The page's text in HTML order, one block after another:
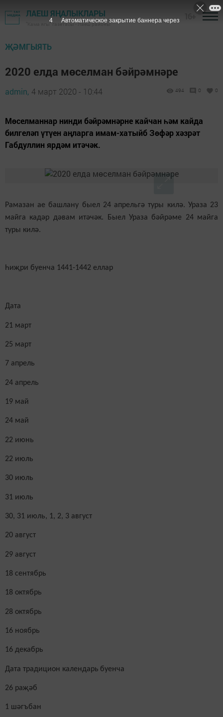
ЛАЕШ ЯҢАЛЫКЛАРЫ
"Кама ягы" газетасы - Лаеш районы
ҖӘМГЫЯТЬ
2020 елда мөселман бәйрәмнәре
admin, 4 март 2020 - 10:44 494 0 0
Мөселманнар нинди бәйрәмнәрне кайчан һәм кайда
билгеләп үтүен аңларга имам-хатыйб Зөфәр хәзрәт
Габдуллин ярдәм итәчәк.
Рамазан ае башлану быел 24 апрельгә туры килә. Ураза 23
майга кадәр дәвам итәчәк. Быел Ураза бәйрәме 24 майга
туры килә.
Һиҗри буенча 1441-1442 еллар
Дата
21 март
25 март
7 апрель
24 апрель
19 май
24 май
22 июнь
22 июль
30 июль
31 июль
30, 31 июль, 1, 2, 3 август
20 август
29 август
18 сентябрь
18 октябрь
28 октябрь
16 ноябрь
16 декабрь
Дата традицион календарь буенча
26 раҗәб
1 шәгъбан
3 Автоматическое закрытие баннера через